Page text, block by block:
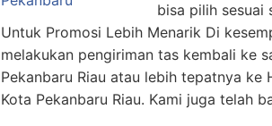
bisa pilih sesuai
Untuk Promosi Lebih Menarik Di
melakukan pengiriman tas kembali ke
Pekanbaru Riau atau lebih tepatnya
Kota Pekanbaru Riau. Kami juga telah